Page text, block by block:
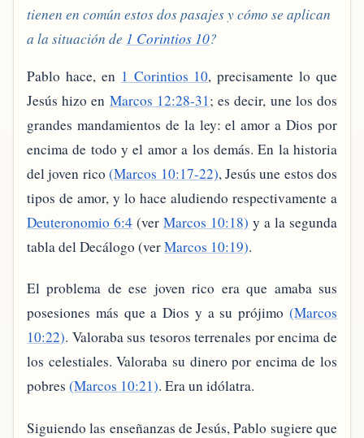
tienen en común estos dos pasajes y cómo se aplican
a la situación de 1 Corintios 10?
Pablo hace, en 1 Corintios 10, precisamente lo que
Jesús hizo en Marcos 12:28-31; es decir, une los dos
grandes mandamientos de la ley: el amor a Dios por
encima de todo y el amor a los demás. En la historia
del joven rico(Marcos 10:17-22), Jesús une estos dos
tipos de amor, y lo hace aludiendo respectivamente a
Deuteronomio 6:4 (ver Marcos 10:18) y a la segunda
tabla del Decálogo (verMarcos 10:19).
El problema de ese joven rico era que amaba sus
posesiones más que a Dios y a su prójimo (Marcos
10:22). Valoraba sus tesoros terrenales por encima de
los celestiales. Valoraba su dinero por encima de los
pobres (Marcos 10:21). Era un idólatra.
Siguiendo las enseñanzas de Jesús, Pablo sugiere que